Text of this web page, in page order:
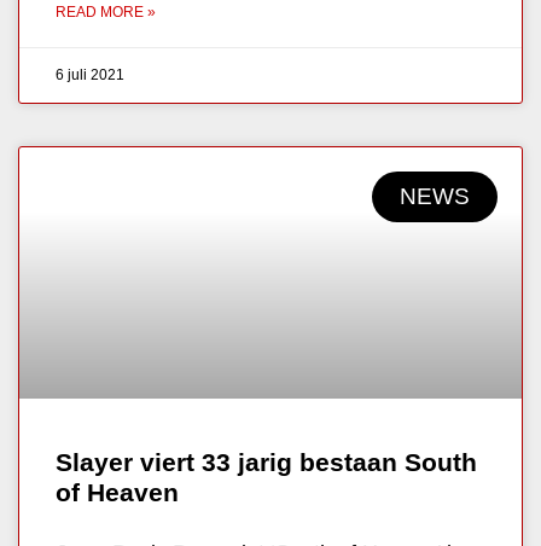
READ MORE »
6 juli 2021
NEWS
Slayer viert 33 jarig bestaan South
of Heaven